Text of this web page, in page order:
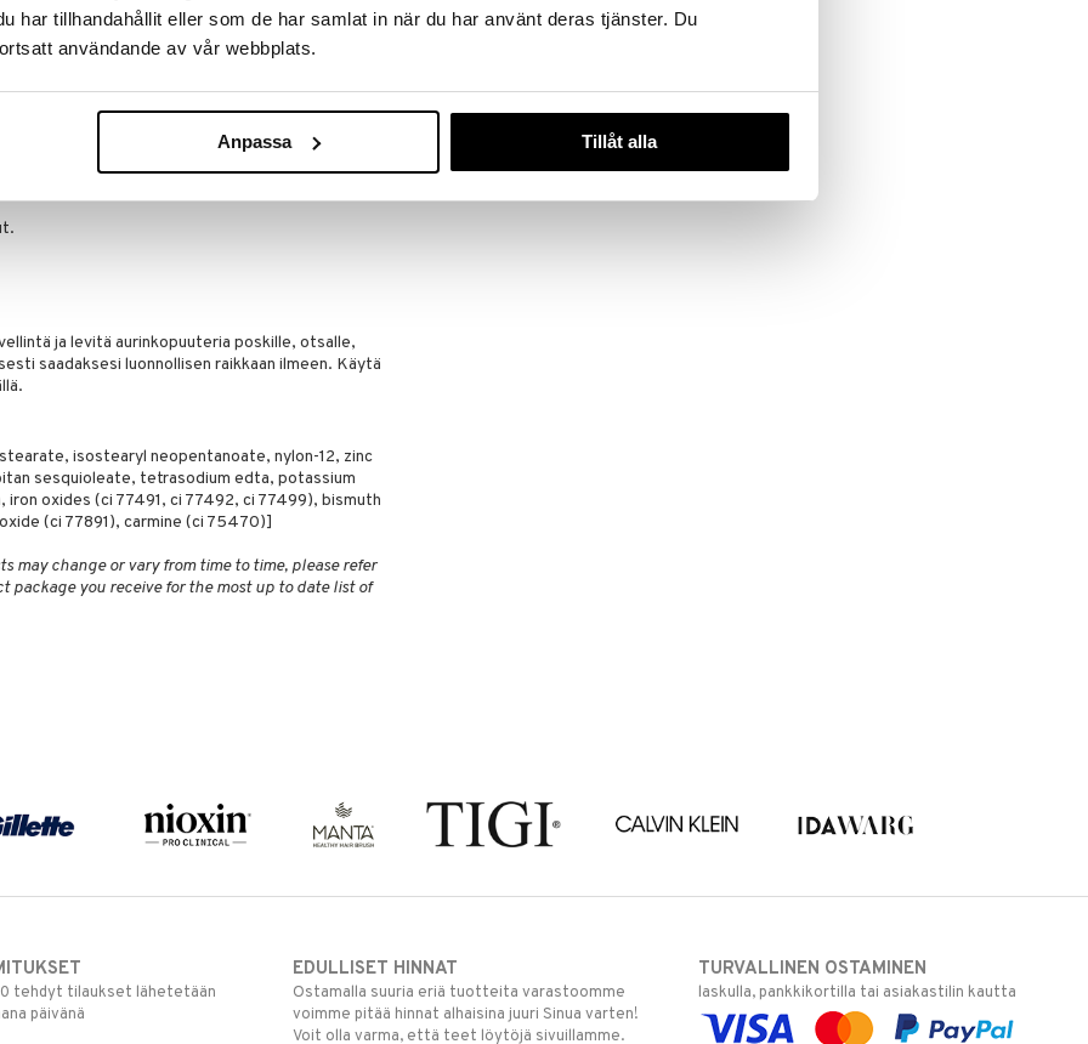
har tillhandahållit eller som de har samlat in när du har använt deras tjänster. Du
användande av vår webbplats.
Anpassa Tillåt alla
aurinkopuuteri on erittäin helppo sekoittaa ja
luonnollisimman ja auringon suuteleman hehkun –
ja levitä aurinkopuuteria poskille, otsalle,
saadaksesi luonnollisen raikkaan ilmeen. Käytä
isostearyl neopentanoate, nylon-12, zinc
sesquioleate, tetrasodium edta, potassium
oxides (ci 77491, ci 77492, ci 77499), bismuth
(ci 77891), carmine (ci 75470)]
may change or vary from time to time, please refer
you receive for the most up to date list of
Clinique Blush Brush
36,95 €
tehdyt tilaukset lähetetään
päivänä
EDULLISET HINNAT
Ostamalla suuria eriä tuotteita varastoomme
voimme pitää hinnat alhaisina juuri Sinua varten!
Voit olla varma, että teet löytöjä sivuillamme.
TURVALLINEN OSTAMINEN
laskulla, pankkikortilla tai asiakastilin kautta